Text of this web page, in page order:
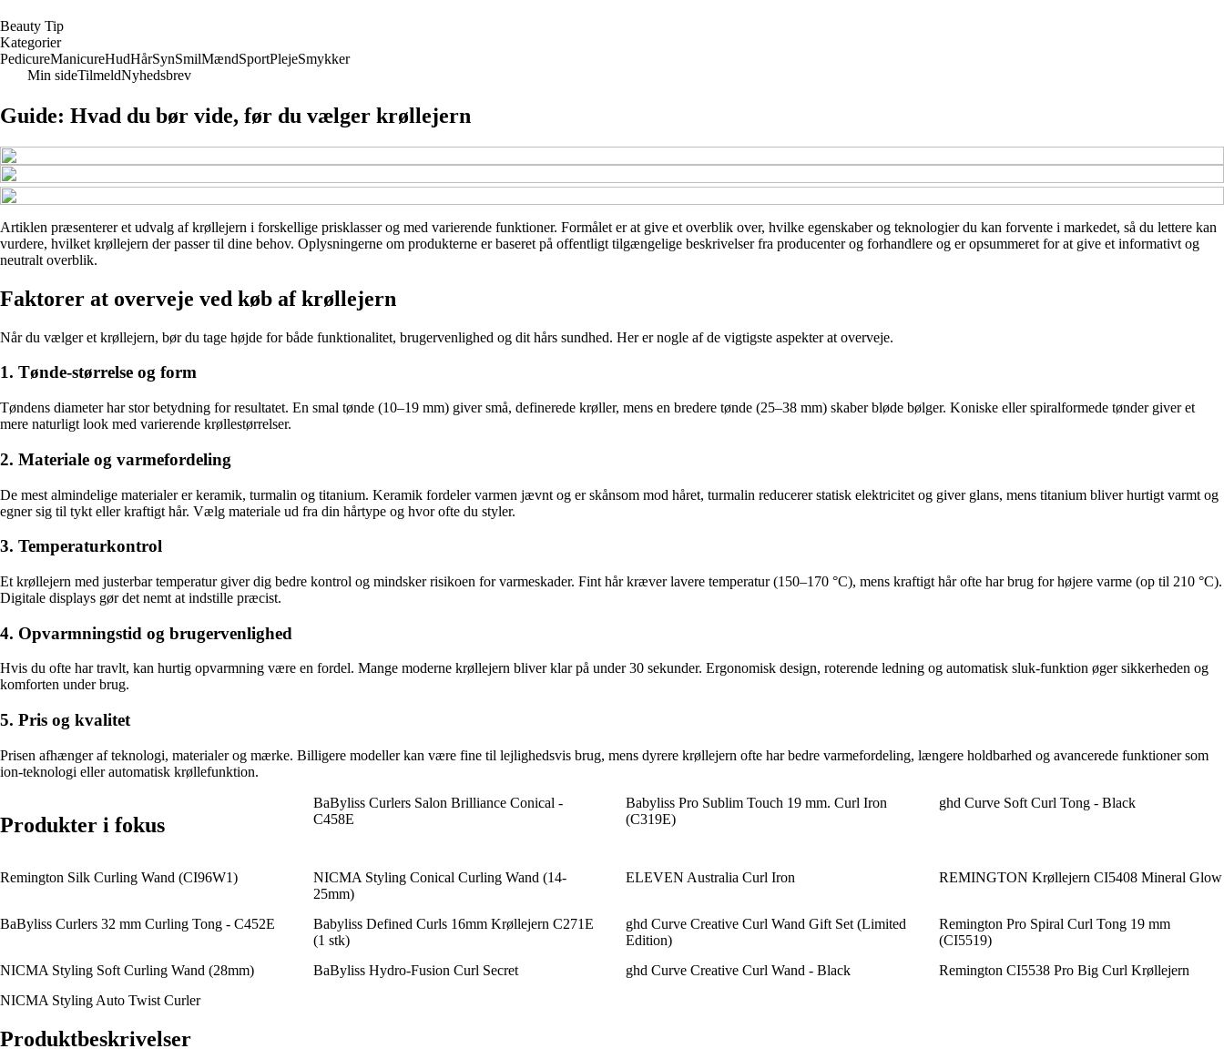
Beauty Tip
Kategorier
PedicureManicureHudHårSynSmilMændSportPlejeSmykker
Min sideTilmeldNyhedsbrev
Guide: Hvad du bør vide, før du vælger krøllejern
Artiklen præsenterer et udvalg af krøllejern i forskellige prisklasser og med varierende funktioner. Formålet er at give et overblik over, hvilke egenskaber og teknologier du kan forvente i markedet, så du lettere kan
vurdere, hvilket krøllejern der passer til dine behov. Oplysningerne om produkterne er baseret på offentligt tilgængelige beskrivelser fra producenter og forhandlere og er opsummeret for at give et informativt og
neutralt overblik.
Faktorer at overveje ved køb af krøllejern
Når du vælger et krøllejern, bør du tage højde for både funktionalitet, brugervenlighed og dit hårs sundhed. Her er nogle af de vigtigste aspekter at overveje.
1. Tønde-størrelse og form
Tøndens diameter har stor betydning for resultatet. En smal tønde (10–19 mm) giver små, definerede krøller, mens en bredere tønde (25–38 mm) skaber bløde bølger. Koniske eller spiralformede tønder giver et
mere naturligt look med varierende krøllestørrelser.
2. Materiale og varmefordeling
De mest almindelige materialer er keramik, turmalin og titanium. Keramik fordeler varmen jævnt og er skånsom mod håret, turmalin reducerer statisk elektricitet og giver glans, mens titanium bliver hurtigt varmt og
egner sig til tykt eller kraftigt hår. Vælg materiale ud fra din hårtype og hvor ofte du styler.
3. Temperaturkontrol
Et krøllejern med justerbar temperatur giver dig bedre kontrol og mindsker risikoen for varmeskader. Fint hår kræver lavere temperatur (150–170 °C), mens kraftigt hår ofte har brug for højere varme (op til 210 °C).
Digitale displays gør det nemt at indstille præcist.
4. Opvarmningstid og brugervenlighed
Hvis du ofte har travlt, kan hurtig opvarmning være en fordel. Mange moderne krøllejern bliver klar på under 30 sekunder. Ergonomisk design, roterende ledning og automatisk sluk-funktion øger sikkerheden og
komforten under brug.
5. Pris og kvalitet
Prisen afhænger af teknologi, materialer og mærke. Billigere modeller kan være fine til lejlighedsvis brug, mens dyrere krøllejern ofte har bedre varmefordeling, længere holdbarhed og avancerede funktioner som
ion-teknologi eller automatisk krøllefunktion.
Produkter i fokus
BaByliss Curlers Salon Brilliance Conical -
C458E
Babyliss Pro Sublim Touch 19 mm. Curl Iron
(C319E)
ghd Curve Soft Curl Tong - Black
Remington Silk Curling Wand (CI96W1)
NICMA Styling Conical Curling Wand (14-
25mm)
ELEVEN Australia Curl Iron REMINGTON Krøllejern CI5408 Mineral Glow
BaByliss Curlers 32 mm Curling Tong - C452E
Babyliss Defined Curls 16mm Krøllejern C271E
(1 stk)
ghd Curve Creative Curl Wand Gift Set (Limited
Edition)
Remington Pro Spiral Curl Tong 19 mm
(CI5519)
NICMA Styling Soft Curling Wand (28mm)
BaByliss Hydro-Fusion Curl Secret ghd Curve Creative Curl Wand - Black
Remington CI5538 Pro Big Curl Krøllejern
NICMA Styling Auto Twist Curler
Produktbeskrivelser